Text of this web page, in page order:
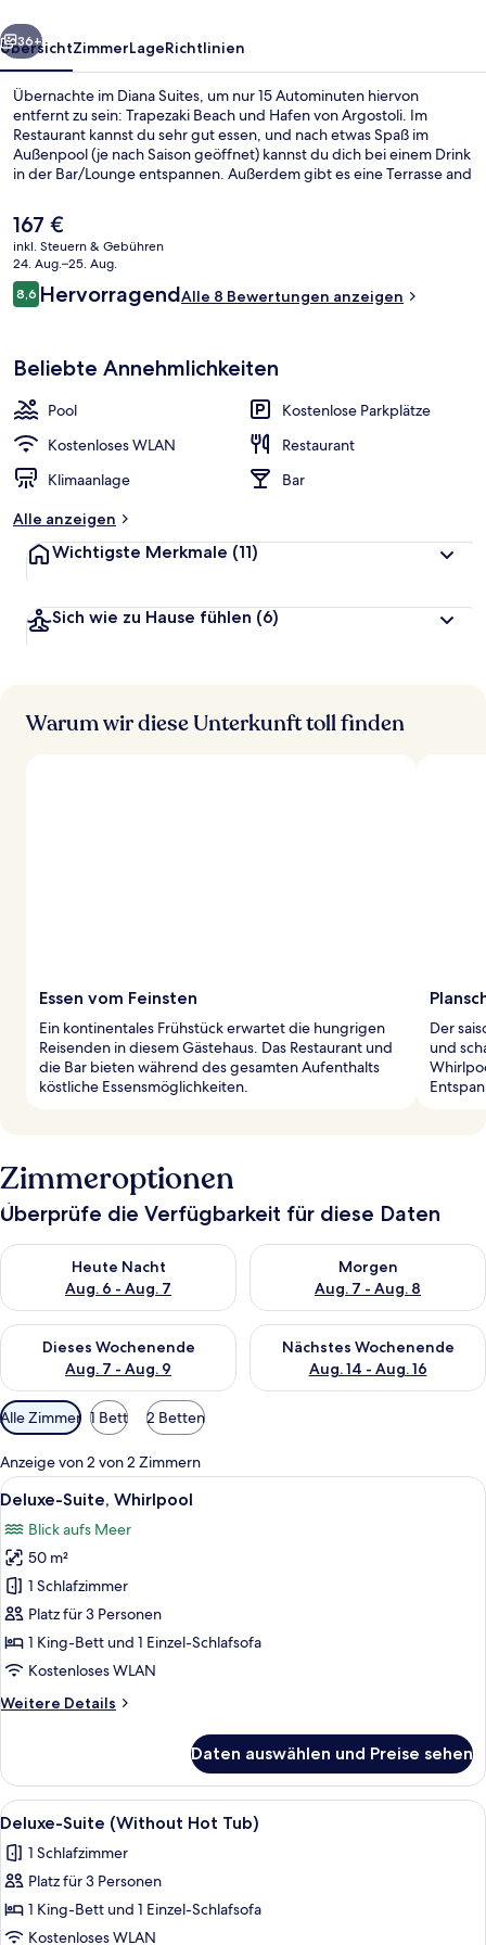
Weiter
36+
ÜbersichtZimmerLageRichtlinien
Übernachte im Diana Suites, um nur 15 Autominuten hiervon
entfernt zu sein: Trapezaki Beach und Hafen von Argostoli. Im
Restaurant kannst du sehr gut essen, und nach etwas Spaß im
Außenpool (je nach Saison geöffnet) kannst du dich bei einem Drink
in der Bar/Lounge entspannen. Außerdem gibt es eine Terrasse and
Der
aktuelle
Preis
beträgt
167 €.
167 €
inkl. Steuern & Gebühren
24. Aug.–25. Aug.
Bewertungen
8,68,6 von 10.
HervorragendAlle 8 Bewertungen anzeigen
Beliebte Annehmlichkeiten
Pool
Kostenlose Parkplätze
Kostenloses WLAN
Restaurant
Klimaanlage
Bar
Alle anzeigen
Wichtigste Merkmale (11)
Sich wie zu Hause fühlen (6)
Warum wir diese Unterkunft toll finden
Essen vom Feinsten
Ein kontinentales Frühstück erwartet die hungrigen
Reisenden in diesem Gästehaus. Das Restaurant und
die Bar bieten während des gesamten Aufenthalts
köstliche Essensmöglichkeiten.
Der
und
Zimmeroptionen
Überprüfe die Verfügbarkeit für diese Daten
Heute Nacht
Aug. 6 - Aug. 7
Überprüfe die Verfügbarkeit für heute Nacht, Aug. 6 - Aug. 7.
Morgen
Aug. 7 - Aug. 8
Überprüfe die Verfügbarkeit
Dieses Wochenende
Aug. 7 - Aug. 9
Überprüfe die Verfügbarkeit für dieses Wochenende, Aug. 7
Nächstes Wochenende
Aug. 14 - Aug. 16
Überprüfe die Verfügbarkeit
Verfügbare
Filter
für
Zimmer
Alle Zimmer 1 Bett 2 Betten
Anzeige von 2 von 2 Zimmern
Alle
Fotos
für
Deluxe-
Suite,
Whirlpool
anzeigen
Ein ordentlich bezogenes Bett mit
15
Deluxe-Suite, Whirlpool
Blick aufs Meer
50 m²
1 Schlafzimmer
Platz für 3 Personen
1 King-Bett und 1 Einzel-Schlafsofa
Kostenloses WLAN
Weitere Details
Weitere
Suite,
Whirlpool
Daten auswählen und Preise sehen
Alle
Fotos
für
Deluxe-
Suite
(Without
Ein Balkon mit Korbstühlen, einem
11
Deluxe-Suite (Without Hot Tub)
1 Schlafzimmer
Platz für 3 Personen
1 King-Bett und 1 Einzel-Schlafsofa
Kostenloses WLAN